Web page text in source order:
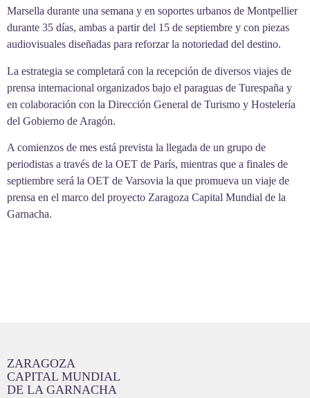
Marsella durante una semana y en soportes urbanos de Montpellier
durante 35 días, ambas a partir del 15 de septiembre y con piezas
audiovisuales diseñadas para reforzar la notoriedad del destino.
La estrategia se completará con la recepción de diversos viajes de
prensa internacional organizados bajo el paraguas de Turespaña y
en colaboración con la Dirección General de Turismo y Hostelería
del Gobierno de Aragón.
A comienzos de mes está prevista la llegada de un grupo de
periodistas a través de la OET de París, mientras que a finales de
septiembre será la OET de Varsovia la que promueva un viaje de
prensa en el marco del proyecto Zaragoza Capital Mundial de la
Garnacha.
ZARAGOZA
CAPITAL MUNDIAL
DE LA GARNACHA